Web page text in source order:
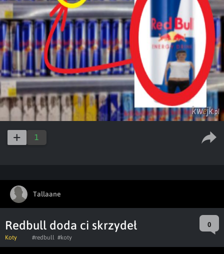
1
Tallaane
Redbull doda ci skrzydeł 0
Koty #redbull #koty